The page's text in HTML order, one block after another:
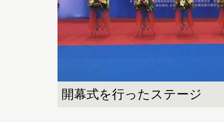
開幕式を行ったステージ